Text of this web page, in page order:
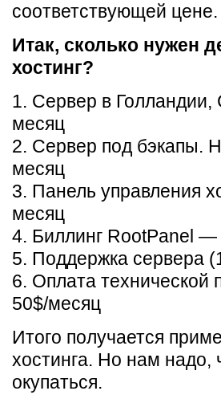
соответствующей цене.
Итак, сколько нужен
хостинг?
1. Сервер в
месяц
2. Сервер под бэкапы.
месяц
3. Панель управления
месяц
4. Биллинг RootPanel —
5. Поддержка сервера
6. Оплата
50$/месяц
Итого получается
хостинга. Но нам надо,
окупаться.